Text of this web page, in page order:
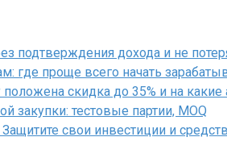
подтверждения дохода и не
где проще всего начать
скидка до 35% и на какие
закупки: тестовые партии, MOQ
свои инвестиции и